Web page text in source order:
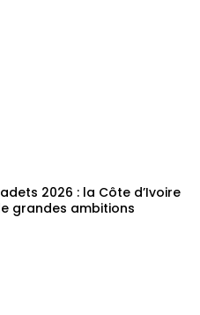
2026 : la Côte d’Ivoire
grandes ambitions